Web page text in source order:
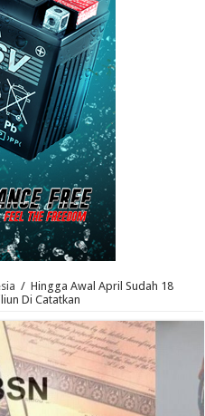
/ Hingga Awal April Sudah 18
Di Catatkan